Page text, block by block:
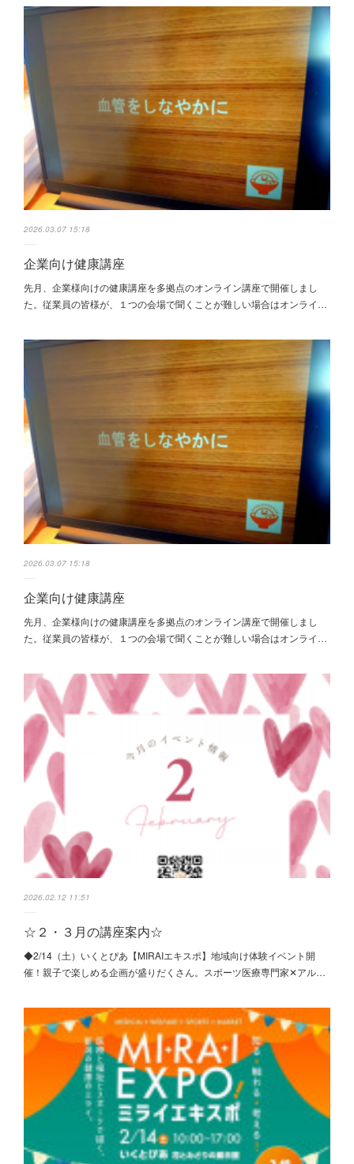
2026.03.07 15:18
企業向け健康講座
先月、企業様向けの健康講座を多拠点のオンライン講座で開催しまし
た。従業員の皆様が、１つの会場で聞くことが難しい場合はオンライ…
2026.03.07 15:18
企業向け健康講座
先月、企業様向けの健康講座を多拠点のオンライン講座で開催しまし
た。従業員の皆様が、１つの会場で聞くことが難しい場合はオンライ…
2026.02.12 11:51
☆２・３月の講座案内☆
◆2/14（土）いくとぴあ【MIRAIエキスポ】地域向け体験イベント開
催！親子で楽しめる企画が盛りだくさん。スポーツ医療専門家✕アル…